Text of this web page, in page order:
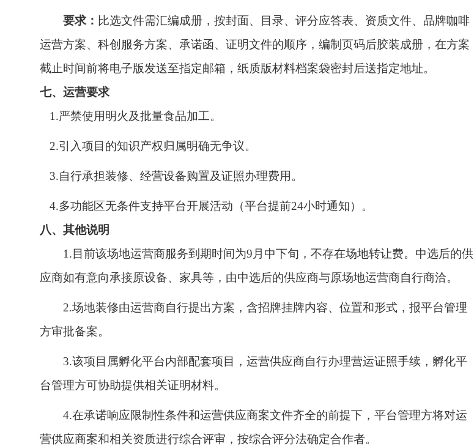
要求： 比选文件需汇编成册，按封面、目录、评分应答表、资质文件、品牌咖啡
运营方案、科创服务方案、承诺函、证明文件的顺序，编制页码后胶装成册，在方案
截止时间前将电子版发送至指定邮箱，纸质版材料档案袋密封后送指定地址。
七、运营要求
1.严禁使用明火及批量食品加工。
2.引入项目的知识产权归属明确无争议。
3.自行承担装修、经营设备购置及证照办理费用。
4.多功能区无条件支持平台开展活动（平台提前24小时通知）。
八、其他说明
1.目前该场地运营商服务到期时间为9月中下旬，不存在场地转让费。中选后的供
应商如有意向承接原设备、家具等，由中选后的供应商与原场地运营商自行商洽。
2.场地装修由运营商自行提出方案，含招牌挂牌内容、位置和形式，报平台管理
方审批备案。
3.该项目属孵化平台内部配套项目，运营供应商自行办理营运证照手续，孵化平
台管理方可协助提供相关证明材料。
4.在承诺响应限制性条件和运营供应商案文件齐全的前提下，平台管理方将对运
营供应商案和相关资质进行综合评审，按综合评分法确定合作者。